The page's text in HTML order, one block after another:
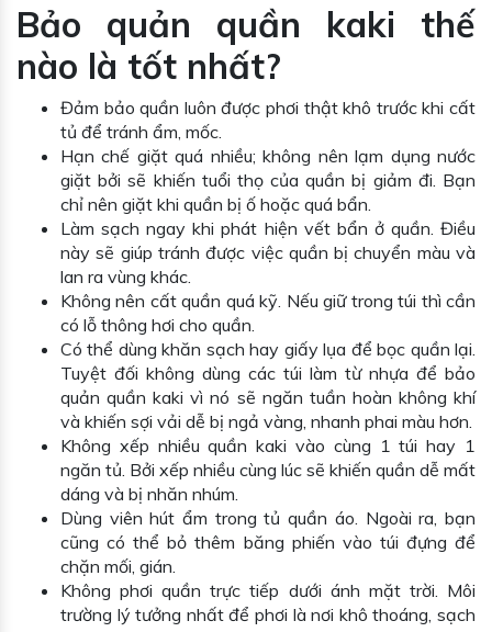
Bảo quản quần kaki thế
nào là tốt nhất?
Đảm bảo quần luôn được phơi thật khô trước khi cất
tủ để tránh ẩm, mốc.
Hạn chế giặt quá nhiều; không nên lạm dụng nước
giặt bởi sẽ khiến tuổi thọ của quần bị giảm đi. Bạn
chỉ nên giặt khi quần bị ố hoặc quá bẩn.
Làm sạch ngay khi phát hiện vết bẩn ở quần. Điều
này sẽ giúp tránh được việc quần bị chuyển màu và
lan ra vùng khác.
Không nên cất quần quá kỹ. Nếu giữ trong túi thì cần
có lỗ thông hơi cho quần.
Có thể dùng khăn sạch hay giấy lụa để bọc quần lại.
Tuyệt đối không dùng các túi làm từ nhựa để bảo
quản quần kaki vì nó sẽ ngăn tuần hoàn không khí
và khiến sợi vải dễ bị ngả vàng, nhanh phai màu hơn.
Không xếp nhiều quần kaki vào cùng 1 túi hay 1
ngăn tủ. Bởi xếp nhiều cùng lúc sẽ khiến quần dễ mất
dáng và bị nhăn nhúm.
Dùng viên hút ẩm trong tủ quần áo. Ngoài ra, bạn
cũng có thể bỏ thêm băng phiến vào túi đựng để
chặn mối, gián.
Không phơi quần trực tiếp dưới ánh mặt trời. Môi
trường lý tưởng nhất để phơi là nơi khô thoáng, sạch